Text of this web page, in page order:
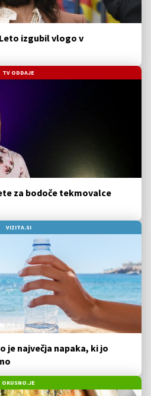
izgubil vlogo v
TV ODDAJE
za bodoče tekmovalce
VIZITA.SI
je največja napaka, ki jo
OKUSNO.JE